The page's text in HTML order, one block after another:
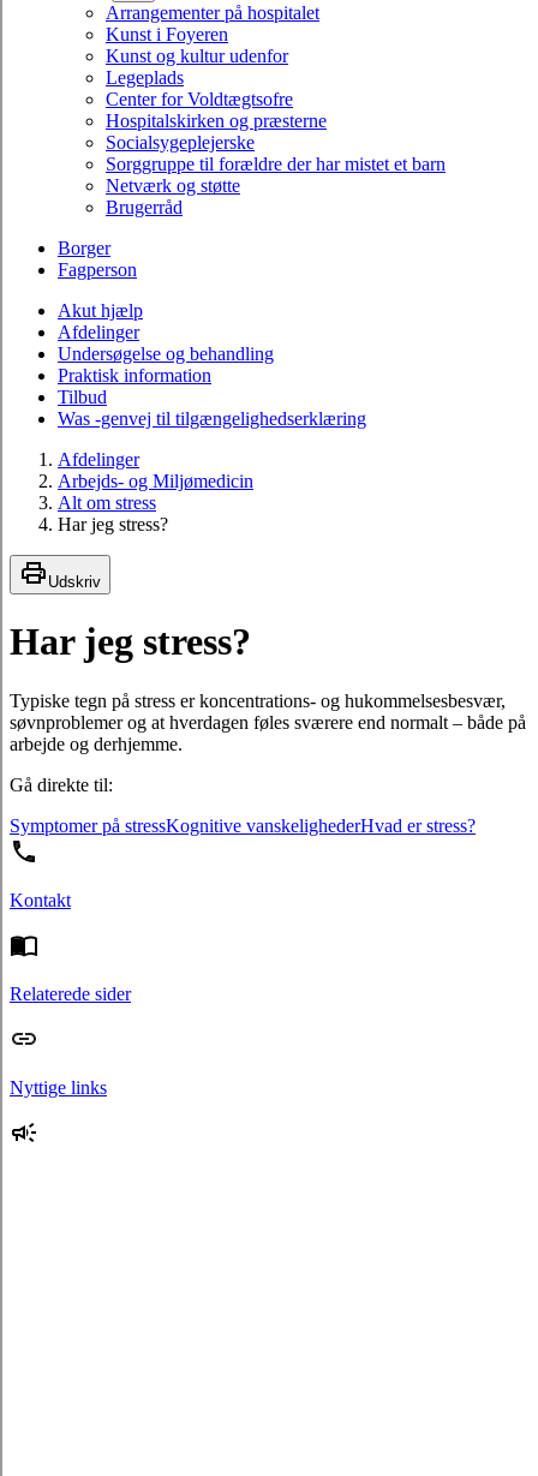
Arrangementer på hospitalet
Kunst i Foyeren
Kunst og kultur udenfor
Legeplads
Center for Voldtægtsofre
Hospitalskirken og præsterne
Socialsygeplejerske
Sorggruppe til forældre der har mistet et barn
Netværk og støtte
Brugerråd
Borger
Fagperson
Akut hjælp
Afdelinger
Undersøgelse og behandling
Praktisk information
Tilbud
Was -genvej til tilgængelighedserklæring
Afdelinger
Arbejds- og Miljømedicin
Alt om stress
Har jeg stress?
Udskriv
Har jeg stress?
Typiske tegn på stress er koncentrations- og hukommelsesbesvær,
søvnproblemer og at hverdagen føles sværere end normalt – både på
arbejde og derhjemme.
Gå direkte til:
Symptomer på stressKognitive vanskelighederHvad er stress?
Kontakt
Relaterede sider
Nyttige links